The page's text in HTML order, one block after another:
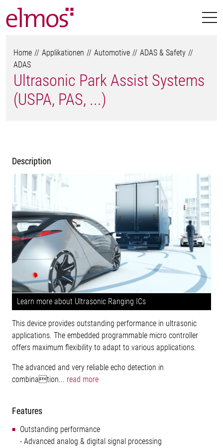
Home Applikationen Automotive
ADAS & Safety
ADAS
Ultrasonic Park Assist Systems
(USPA, PAS, ...)
Description
Learn more about Ultrasonic Ranging ICs
This device provides outstanding performance in ultrasonic
applications. The embedded programmable micro controller
offers maximum flexibility to adapt to various applications.
The advanced and very reliable echo detection in
combination... read more
Features
Outstanding performance
- Advanced analog & digital signal processing